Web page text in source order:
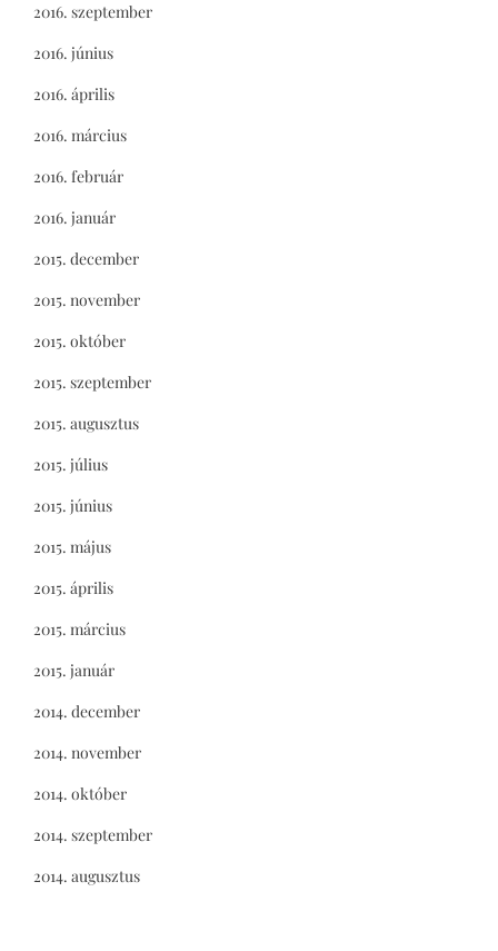
2016. szeptember
2016. június
2016. április
2016. március
2016. február
2016. január
2015. december
2015. november
2015. október
2015. szeptember
2015. augusztus
2015. július
2015. június
2015. május
2015. április
2015. március
2015. január
2014. december
2014. november
2014. október
2014. szeptember
2014. augusztus